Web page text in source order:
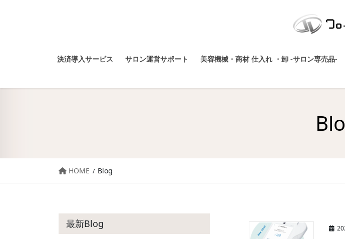
決済導入サービス サロン運営サポート 美容機械・商材 仕入れ ・卸 -サロン専売品-
HOME Blog
最新Blog